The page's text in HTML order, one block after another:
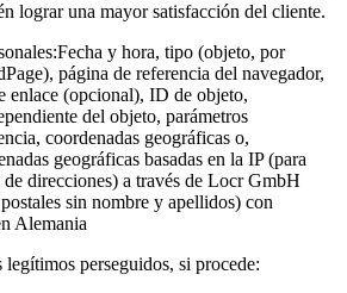
lograr una mayor satisfacción del cliente.
Fecha y hora, tipo (objeto, por
página de referencia del navegador,
enlace (opcional), ID de objeto,
del objeto, parámetros
coordenadas geográficas o,
geográficas basadas en la IP (para
direcciones) a través de Locr GmbH
sin nombre y apellidos) con
Alemania
legítimos perseguidos, si procede: